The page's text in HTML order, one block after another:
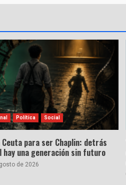
Política Social
Ceuta para ser Chaplin: detrás
hay una generación sin futuro
de 2026